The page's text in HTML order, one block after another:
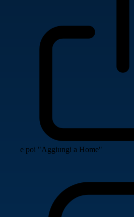
e poi "Aggiungi a Home"